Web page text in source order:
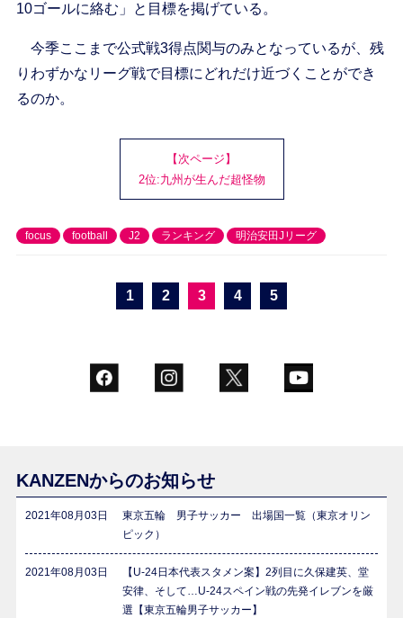
10ゴールに絡む」と目標を掲げている。
今季ここまで公式戦3得点関与のみとなっているが、残
りわずかなリーグ戦で目標にどれだけ近づくことができ
るのか。
【次ページ】
2位:九州が生んだ超怪物
focus football J2 ランキング 明治安田Jリーグ
1 2 3 4 5
KANZENからのお知らせ
2021年08月03日
東京五輪 男子サッカー 出場国一覧（東京オリン
ピック）
2021年08月03日
【U-24日本代表スタメン案】2列目に久保建英、堂
安律、そして…U-24スペイン戦の先発イレブンを厳
選【東京五輪男子サッカー】